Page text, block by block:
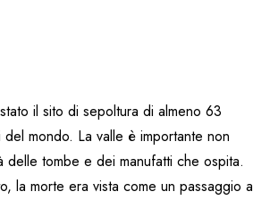
il sito di sepoltura di almeno 63
mondo. La valle è importante non
tombe e dei manufatti che ospita.
la morte era vista come un passaggio a